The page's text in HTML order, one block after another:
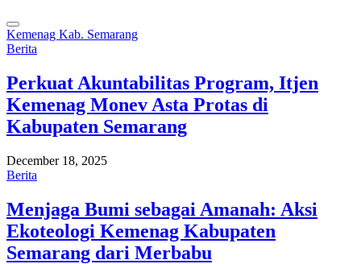
Kemenag Kab. Semarang
Berita
Perkuat Akuntabilitas Program, Itjen
Kemenag Monev Asta Protas di
Kabupaten Semarang
December 18, 2025
Berita
Menjaga Bumi sebagai Amanah: Aksi
Ekoteologi Kemenag Kabupaten
Semarang dari Merbabu